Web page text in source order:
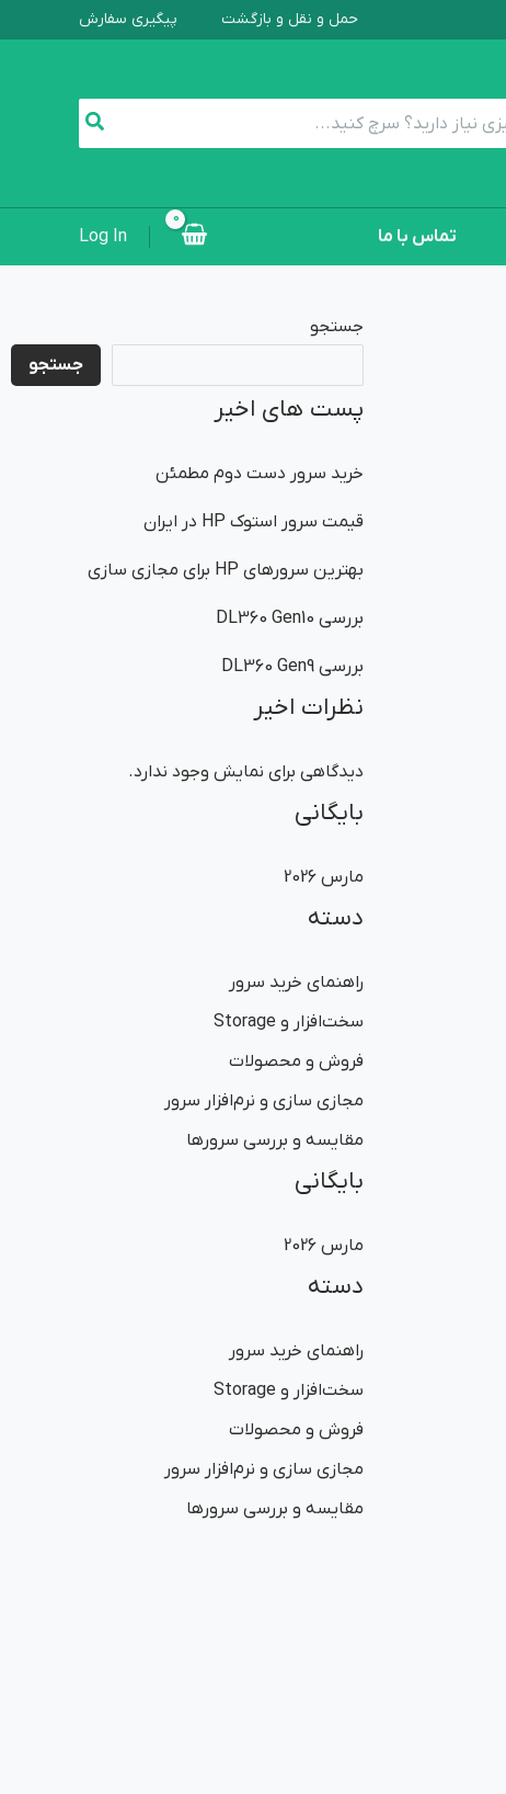
حمل و نقل و بازگشت پیگیری سفارش
تماس با ما Log In
جستجو
جستجو
پست های اخیر
خرید سرور دست دوم مطمئن
قیمت سرور استوک HP در ایران
بهترین سرورهای HP برای مجازی سازی
بررسی DL360 Gen10
بررسی DL360 Gen9
نظرات اخیر
دیدگاهی برای نمایش وجود ندارد.
بایگانی
مارس 2026
دسته
راهنمای خرید سرور
سخت‌افزار و Storage
فروش و محصولات
مجازی سازی و نرم‌افزار سرور
مقایسه و بررسی سرورها
بایگانی
مارس 2026
دسته
راهنمای خرید سرور
سخت‌افزار و Storage
فروش و محصولات
مجازی سازی و نرم‌افزار سرور
مقایسه و بررسی سرورها